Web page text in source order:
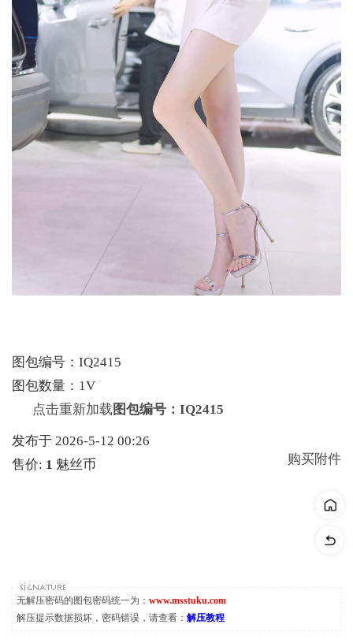
图包编号：IQ2415
图包数量：1V
点击重新加载 图包编号：IQ2415
发布于 2026-5-12 00:26
售价: 1 魅丝币 购买附件
无解压密码的图包密码统一为： www.msstuku.com
解压提示数据损坏，密码错误，请查看： 解压教程